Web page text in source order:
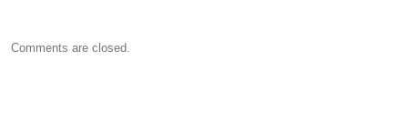
Comments are closed.